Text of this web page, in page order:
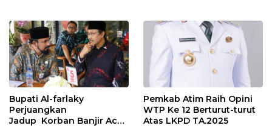
Bupati Al-farlaky
Perjuangkan
Jadup Korban Banjir Aceh
Pemkab Atim Raih Opini
WTP Ke 12 Berturut-turut
Atas LKPD TA.2025